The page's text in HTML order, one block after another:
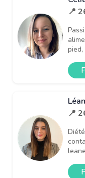
📍
pied,
📍